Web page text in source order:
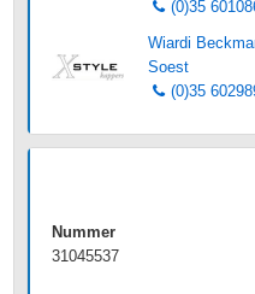
(0)35
Wiardi
Soest
(0)35
Nummer
31045537